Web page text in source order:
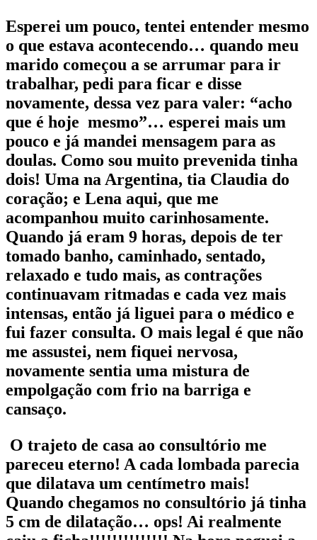
Esperei um pouco, tentei entender mesmo
o que estava acontecendo… quando meu
marido começou a se arrumar para ir
trabalhar, pedi para ficar e disse
novamente, dessa vez para valer: “acho
que é hoje mesmo”… esperei mais um
pouco e já mandei mensagem para as
doulas. Como sou muito prevenida tinha
dois! Uma na Argentina, tia Claudia do
coração; e Lena aqui, que me
acompanhou muito carinhosamente.
Quando já eram 9 horas, depois de ter
tomado banho, caminhado, sentado,
relaxado e tudo mais, as contrações
continuavam ritmadas e cada vez mais
intensas, então já liguei para o médico e
fui fazer consulta. O mais legal é que não
me assustei, nem fiquei nervosa,
novamente sentia uma mistura de
empolgação com frio na barriga e
cansaço.
O trajeto de casa ao consultório me
pareceu eterno! A cada lombada parecia
que dilatava um centímetro mais!
Quando chegamos no consultório já tinha
5 cm de dilatação… ops! Ai realmente